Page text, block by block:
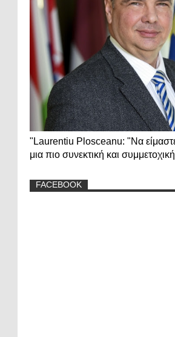
"Laurentiu Plosceanu: "Να
μια πιο συνεκτική και
FACEBOOK